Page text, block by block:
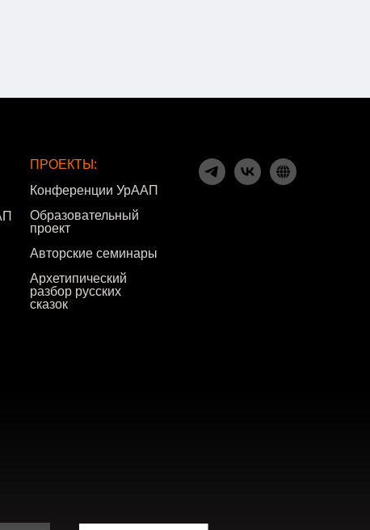
ПРОЕКТЫ:
Конференции УрААП
Образовательный
проект
Авторские семинары
Архетипический
разбор русских
сказок